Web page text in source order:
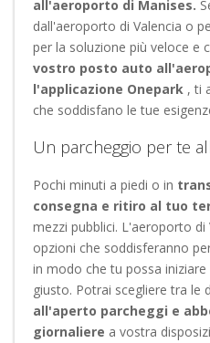
all'aeroporto di Manises.
dall'aeroporto di Valencia o
per la soluzione più veloce e
vostro posto auto
l'applicazione Onepark , ti
che soddisfano le tue
Un parcheggio per te
Pochi minuti a piedi o in
consegna e ritiro al tuo
mezzi pubblici. L'aeroporto
opzioni che soddisferanno
in modo che tu possa
giusto. Potrai scegliere tra le
all'aperto parcheggi e
giornaliere a vostra